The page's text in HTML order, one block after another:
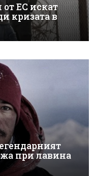
ЕС искат
кризата в
при лавина